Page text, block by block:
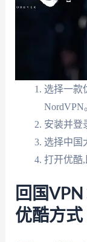
选择一款
NordVPN
安装并登
选择中国
打开优酷,
回国
优酷方式